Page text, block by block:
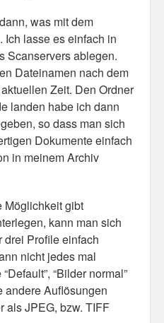
was mit dem
Ich lasse es einfach in
Scanservers ablegen.
Dateinamen nach dem
Zeit. Den Ordner
landen habe ich dann
so dass man sich
Dokumente einfach
in meinem Archiv
Möglichkeit gibt
kann man sich
Profile einfach
nicht jedes mal
“Bilder normal”
andere Auflösungen
als JPEG, bzw. TIFF